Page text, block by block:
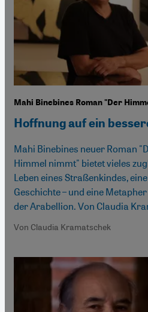
Mahi Binebines Roman "Der
Hoffnung auf ein
Mahi Binebines neuer Roman
Himmel nimmt" bietet vieles
Leben eines Straßenkindes,
Geschichte – und eine
der Arabellion. Von Claudia
Von Claudia Kramatschek